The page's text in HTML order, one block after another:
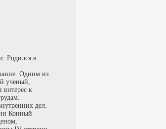
Родился в
Одним из
ученый,
интерес к
дел.
Конный